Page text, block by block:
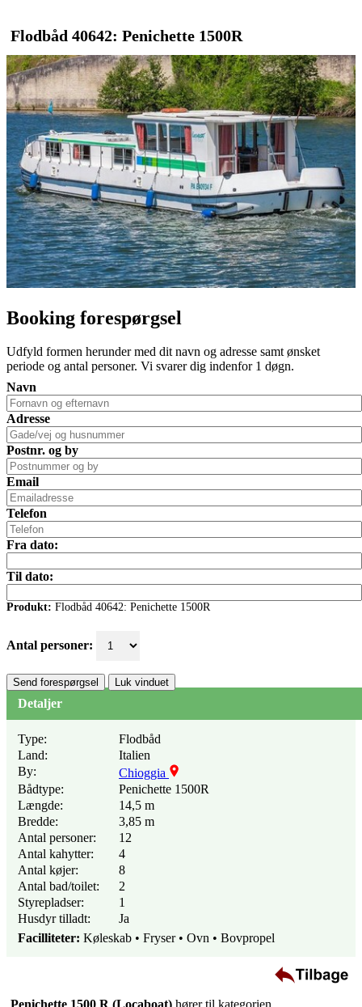
Flodbåd 40642: Penichette 1500R
Booking forespørgsel
Udfyld formen herunder med dit navn og adresse samt ønsket
periode og antal personer. Vi svarer dig indenfor 1 døgn.
Navn
Adresse
Postnr. og by
Email
Telefon
Fra dato:
Til dato:
Produkt: Flodbåd 40642: Penichette 1500R
Antal personer:
Send forespørgsel Luk vinduet
Detaljer
Type:
Flodbåd
Land:
Italien
By:
Chioggia
Bådtype:
Penichette 1500R
Længde:
14,5 m
Bredde:
3,85 m
Antal personer:
12
Antal kahytter:
4
Antal køjer:
8
Antal bad/toilet:
2
Styrepladser:
1
Husdyr tilladt:
Ja
Facilliteter: Køleskab • Fryser • Ovn • Bovpropel